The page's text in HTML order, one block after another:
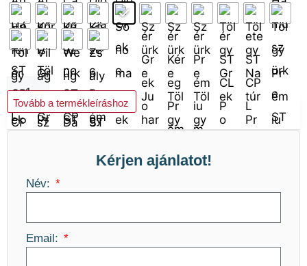
Kosárba teszem
Tovább a termékleíráshoz
Kérjen ajánlatot!
Név:
Email: